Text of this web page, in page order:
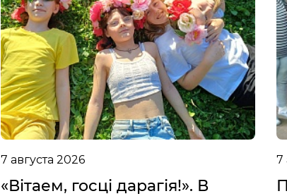
7 августа 2026
«Вітаем, госці дарагія!». В
7